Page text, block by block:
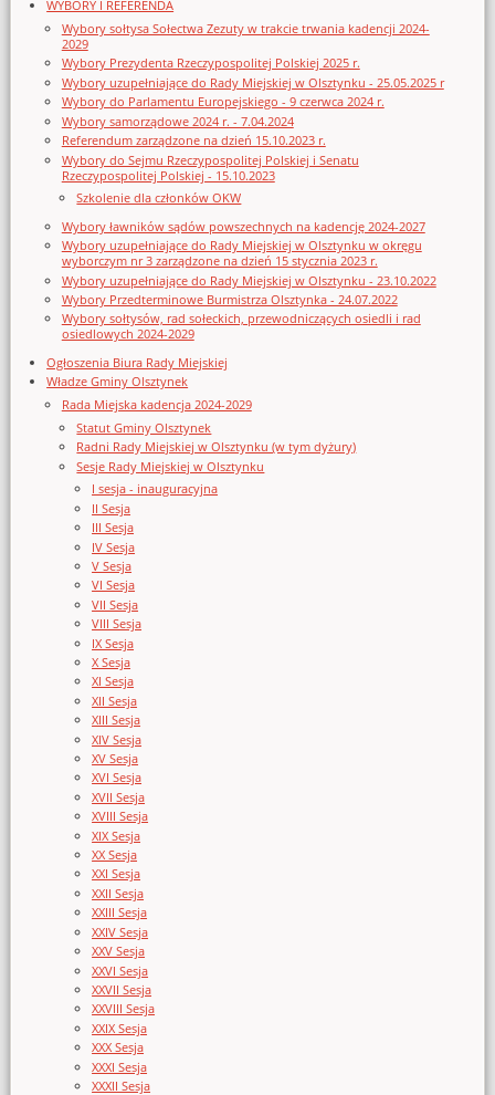
WYBORY I REFERENDA
Wybory sołtysa Sołectwa Zezuty w trakcie trwania kadencji 2024-
2029
Wybory Prezydenta Rzeczypospolitej Polskiej 2025 r.
Wybory uzupełniające do Rady Miejskiej w Olsztynku - 25.05.2025 r
Wybory do Parlamentu Europejskiego - 9 czerwca 2024 r.
Wybory samorządowe 2024 r. - 7.04.2024
Referendum zarządzone na dzień 15.10.2023 r.
Wybory do Sejmu Rzeczypospolitej Polskiej i Senatu
Rzeczypospolitej Polskiej - 15.10.2023
Szkolenie dla członków OKW
Wybory ławników sądów powszechnych na kadencję 2024-2027
Wybory uzupełniające do Rady Miejskiej w Olsztynku w okręgu
wyborczym nr 3 zarządzone na dzień 15 stycznia 2023 r.
Wybory uzupełniające do Rady Miejskiej w Olsztynku - 23.10.2022
Wybory Przedterminowe Burmistrza Olsztynka - 24.07.2022
Wybory sołtysów, rad sołeckich, przewodniczących osiedli i rad
osiedlowych 2024-2029
Ogłoszenia Biura Rady Miejskiej
Władze Gminy Olsztynek
Rada Miejska kadencja 2024-2029
Statut Gminy Olsztynek
Radni Rady Miejskiej w Olsztynku (w tym dyżury)
Sesje Rady Miejskiej w Olsztynku
I sesja - inauguracyjna
II Sesja
III Sesja
IV Sesja
V Sesja
VI Sesja
VII Sesja
VIII Sesja
IX Sesja
X Sesja
XI Sesja
XII Sesja
XIII Sesja
XIV Sesja
XV Sesja
XVI Sesja
XVII Sesja
XVIII Sesja
XIX Sesja
XX Sesja
XXI Sesja
XXII Sesja
XXIII Sesja
XXIV Sesja
XXV Sesja
XXVI Sesja
XXVII Sesja
XXVIII Sesja
XXIX Sesja
XXX Sesja
XXXI Sesja
XXXII Sesja